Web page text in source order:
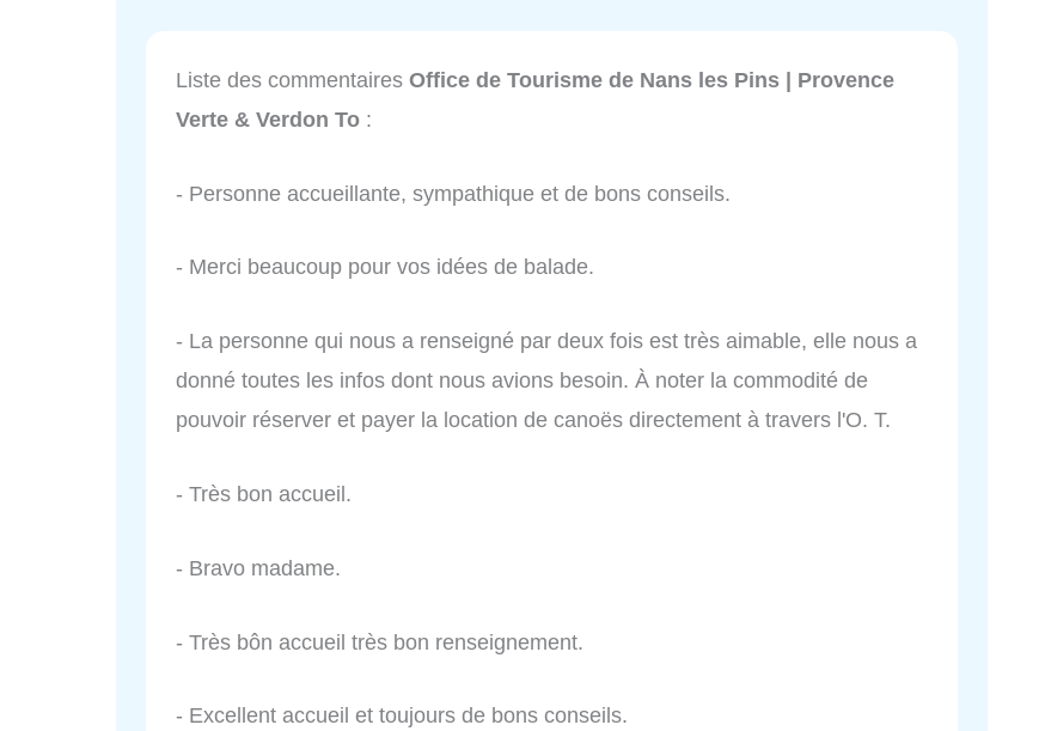
Liste des commentaires Office de Tourisme de Nans les Pins | Provence
Verte & Verdon To :
- Personne accueillante, sympathique et de bons conseils.
- Merci beaucoup pour vos idées de balade.
- La personne qui nous a renseigné par deux fois est très aimable, elle nous a
donné toutes les infos dont nous avions besoin. À noter la commodité de
pouvoir réserver et payer la location de canoës directement à travers l'O. T.
- Très bon accueil.
- Bravo madame.
- Très bôn accueil très bon renseignement.
- Excellent accueil et toujours de bons conseils.